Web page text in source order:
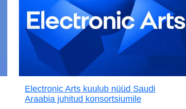
Electronic Arts kuulub nüüd Saudi
Araabia juhitud konsortsiumile